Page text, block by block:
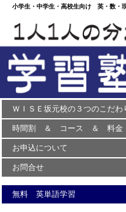
小学生・中学生・高校生向け 英・数・
ＷＩＳＥ坂元校の３つのこだわ
時間割 ＆ コース ＆ 料金
お申込について
お問合せ
無料 英単語学習